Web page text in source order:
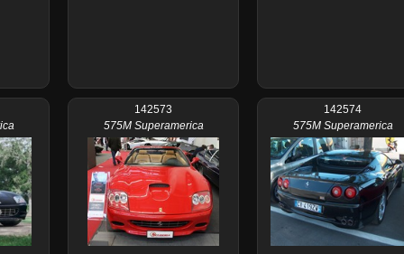
142573
575M Superamerica
142574
575M Superamerica